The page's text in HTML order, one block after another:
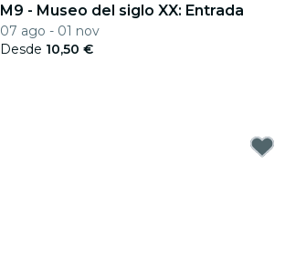
M9 - Museo del siglo XX: Entrada
07 ago - 01 nov
Desde 10,50 €